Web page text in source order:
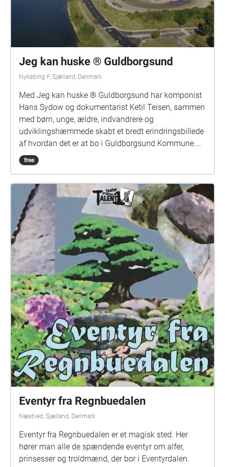
Jeg kan huske ® Guldborgsund
Nykøbing F, Sjælland, Denmark
Med Jeg kan huske ® Guldborgsund har komponist
Hans Sydow og dokumentarist Ketil Teisen, sammen
med børn, unge, ældre, indvandrere og
udviklingshæmmede skabt et bredt erindringsbillede
af hvordan det er at bo i Guldborgsund Kommune.
Jeg kan huske ® Guldborgsund soundwalk starter
ved Torvet i Nykøbing Falster og rummer 40 korte
lydlandkort af fortællinger, mens du går gennem
byen og følger kortet på din smartphone i Jeg kan
huske ® appen, som downloades fra Appstore og
Googleplay. Du kan også opleve 20 af historierne
som filmfortælling i Jeg kan huske ® Guldborgsund
dokumentar, som kan ses på www.jegkanhuske.dk.
Og i Jeg kan huske ® Guldborgsund e-bog, skabt af
grafisk designer Christina Ann Sydow, kan du læse
de mere end 100 historier, der blev indsamlet på
workshops på skoler og plejecentre i efteråret 2016.
Projektet realiseres i samarbejde med Culthus
Falster, med støtte fra Statens Kunstfonds
Huskunstnerordning og Bobleriet. Læs mere på
www.jegkanhuske.dk
free
Eventyr fra Regnbuedalen
Næstved, Sjælland, Denmark
Eventyr fra Regnbuedalen er et magisk sted. Her
hører man alle de spændende eventyr om alfer,
prinsesser og troldmænd, der bor i Eventyrdalen.